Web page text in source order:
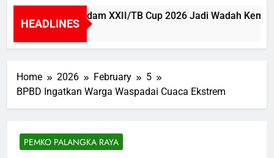
HEADLINES
Road to Pangdam XXII/TB Cup 2026 Jadi Wadah
Home 2026 February
5
BPBD Ingatkan Warga Waspadai Cuaca Ekstrem
PEMKO PALANGKA RAYA